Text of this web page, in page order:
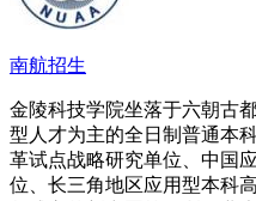
南航招生
金陵科技学院坐落于六朝古
型人才为主的全日制普通本
革试点战略研究单位、中国
位、长三角地区应用型本科